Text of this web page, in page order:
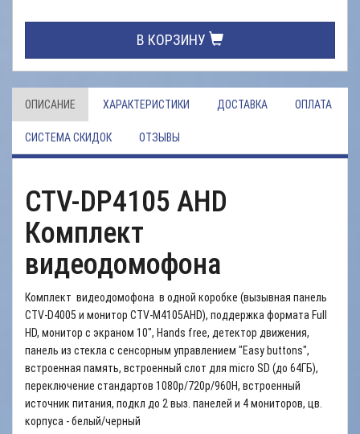
В КОРЗИНУ
ОПИСАНИЕ ХАРАКТЕРИСТИКИ ДОСТАВКА ОПЛАТА
СИСТЕМА СКИДОК ОТЗЫВЫ
CTV-DP4105 AHD
Комплект
видеодомофона
Комплект видеодомофона в одной коробке (вызывная панель
CTV-D4005 и монитор CTV-M4105AHD), поддержка формата Full
HD, монитор с экраном 10", Hands free, детектор движения,
панель из стекла с сенсорным управлением "Easy buttons",
встроенная память, встроенный слот для micro SD (до 64ГБ),
переключение стандартов 1080p/720p/960H, встроенный
источник питания, подкл до 2 выз. панелей и 4 мониторов, цв.
корпуса - белый/черный